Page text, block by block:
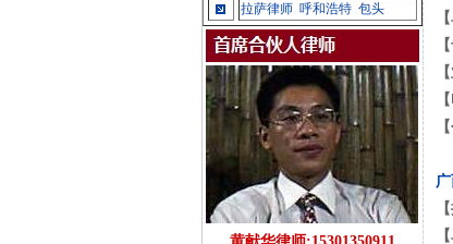
拉萨律师 呼和浩特 包头